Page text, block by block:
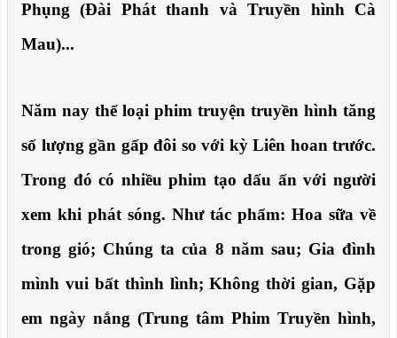
Phụng (Đài Phát thanh và Truyền hình Cà
Mau)...
Năm nay thể loại phim truyện truyền hình tăng
số lượng gần gấp đôi so với kỳ Liên hoan trước.
Trong đó có nhiều phim tạo dấu ấn với người
xem khi phát sóng. Như tác phẩm: Hoa sữa về
trong gió; Chúng ta của 8 năm sau; Gia đình
mình vui bất thình lình; Không thời gian, Gặp
em ngày nắng (Trung tâm Phim Truyền hình,